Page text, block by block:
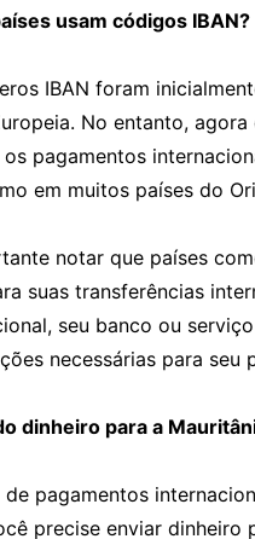
usam códigos IBAN?
IBAN foram
No entanto,
pagamentos
em muitos países do
notar que países
suas transferências
seu banco ou
necessárias para seu
dinheiro para a
de pagamentos
precise enviar dinheiro